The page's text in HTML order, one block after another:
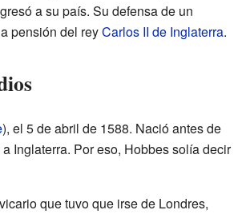
a su país. Su defensa de un
pensión del reyCarlos II de Inglaterra.
), el 5 de abril de 1588. Nació antes de
Inglaterra. Por eso, Hobbes solía decir
que tuvo que irse de Londres,